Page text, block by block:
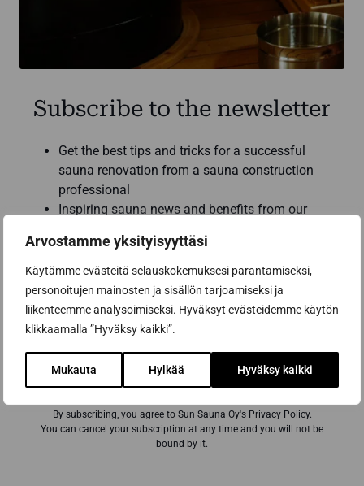
Arvostamme yksityisyyttäsi
Käytämme evästeitä selauskokemuksesi parantamiseksi,
personoitujen mainosten ja sisällön tarjoamiseksi ja
liikenteemme analysoimiseksi. Hyväksyt evästeidemme käytön
klikkaamalla ”Hyväksy kaikki”.
Mukauta Hylkää Hyväksy kaikki
Subscribe to the newsletter
Get the best tips and tricks for a successful
sauna renovation from a sauna construction
professional
Inspiring sauna news and benefits from our
purchases
Email address *
Subscribe to the newsletter
By subscribing, you agree to Sun Sauna Oy's Privacy Policy.
You can cancel your subscription at any time and you will not be
bound by it.